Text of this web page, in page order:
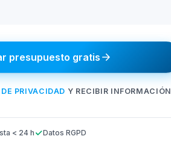
presupuesto gratis
PRIVACIDAD Y RECIBIR INFORMACIÓN
< 24 h Datos RGPD